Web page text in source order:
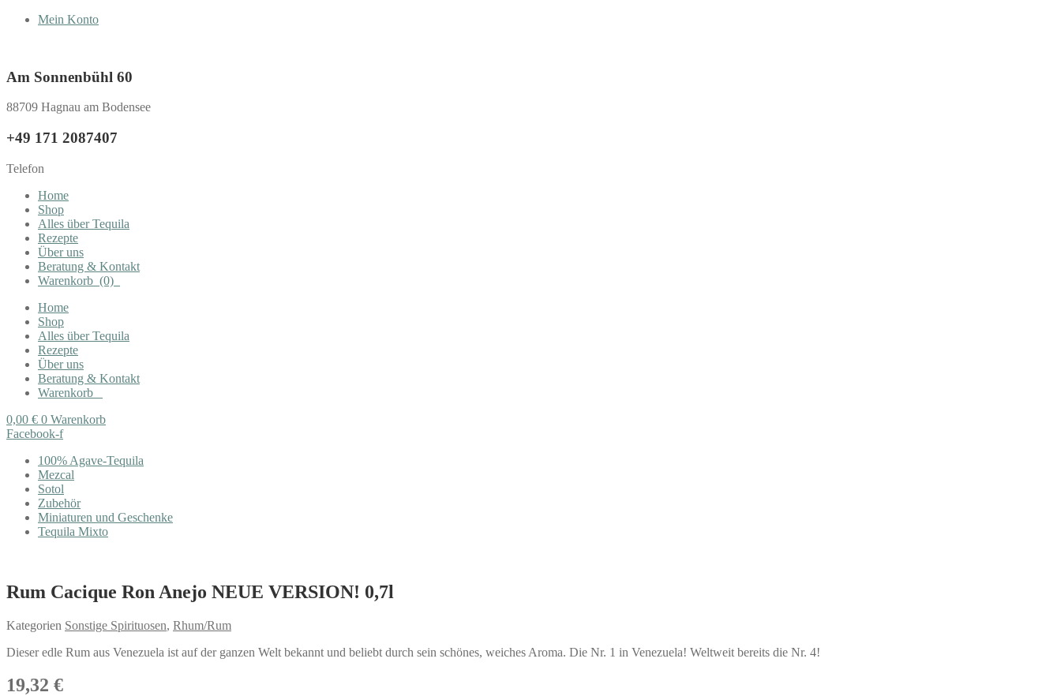
Mein Konto
Am Sonnenbühl 60
88709 Hagnau am Bodensee
+49 171 2087407
Telefon
Home
Shop
Alles über Tequila
Rezepte
Über uns
Beratung & Kontakt
Warenkorb (0)
Home
Shop
Alles über Tequila
Rezepte
Über uns
Beratung & Kontakt
Warenkorb
0,00 € 0 Warenkorb
Facebook-f
100% Agave-Tequila
Mezcal
Sotol
Zubehör
Miniaturen und Geschenke
Tequila Mixto
Rum Cacique Ron Anejo NEUE VERSION! 0,7l
Kategorien Sonstige Spirituosen, Rhum/Rum
Dieser edle Rum aus Venezuela ist auf der ganzen Welt bekannt und beliebt durch sein schönes, weiches Aroma. Die Nr. 1 in Venezuela! Weltweit bereits die Nr. 4!
19,32 €